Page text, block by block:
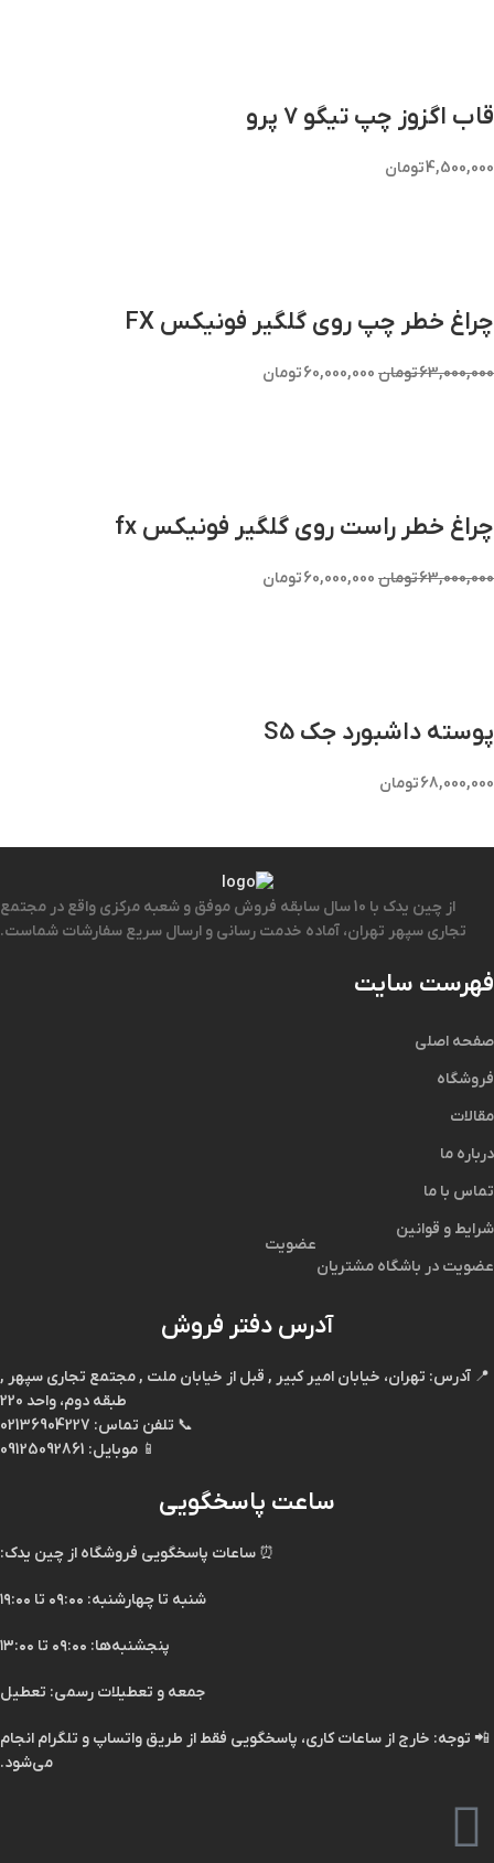
قاب اگزوز چپ تیگو 7 پرو
4,500,000تومان
چراغ خطر چپ روی گلگیر فونیکس FX
63,000,000تومان 60,000,000تومان
چراغ خطر راست روی گلگیر فونیکس fx
63,000,000تومان 60,000,000تومان
پوسته داشبورد جک S5
68,000,000تومان
از چین یدک با 10 سال سابقه فروش موفق و شعبه مرکزی واقع در مجتمع
تجاری سپهر تهران، آماده خدمت رسانی و ارسال سریع سفارشات شماست.
فهرست سایت
صفحه اصلی
فروشگاه
مقالات
درباره ما
تماس با ما
شرایط و قوانین
عضویت در باشگاه مشتریان
عضویت
آدرس دفتر فروش
📍 آدرس: تهران، خیابان امیر کبیر , قبل از خیابان ملت , مجتمع تجاری سپهر ,
طبقه دوم، واحد 220
📞 تلفن تماس:
📱 موبایل:
ساعت پاسخگویی
⏰ ساعات پاسخگویی فروشگاه از چین یدک:
شنبه تا چهارشنبه: ۰۹:۰۰ تا ۱۹:۰۰
پنجشنبه‌ها: ۰۹:۰۰ تا ۱۳:۰۰
جمعه و تعطیلات رسمی: تعطیل
📲 توجه: خارج از ساعات کاری، پاسخگویی فقط از طریق واتساپ و تلگرام انجام
می‌شود.